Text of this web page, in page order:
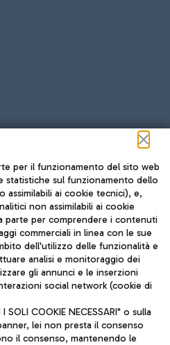
approfitta della vicinanza
facile spostarsi
di Fiumicino da Roma
JOURNAL
ITA
per il funzionamento del sito web
sul funzionamento dello
assimilabili ai cookie tecnici), e,
non assimilabili ai cookie
parte per comprendere i contenuti
commerciali in linea con le sue
dell'utilizzo delle funzionalità e
analisi e monitoraggio dei
gli annunci e le inserzioni
social network (cookie di
SOLI COOKIE NECESSARI" o sulla
lei non presta il consenso
il consenso, mantenendo le